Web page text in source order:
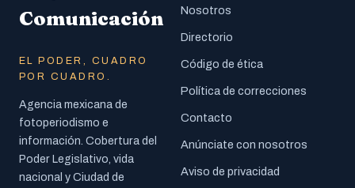
Comunicación
EL PODER, CUADRO
POR CUADRO.
Agencia mexicana de
fotoperiodismo e
información. Cobertura del
Poder Legislativo, vida
nacional y Ciudad de
Nosotros
Directorio
Código de ética
Política de correcciones
Contacto
Anúnciate con nosotros
Aviso de privacidad